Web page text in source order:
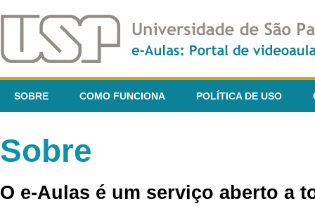
SOBRE COMO FUNCIONA POLÍTICA DE USO
Sobre
O e-Aulas é um serviço aberto a